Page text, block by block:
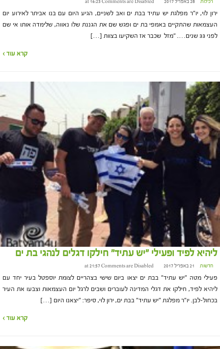
רכילות 28 באפריל 2017 at 16:23 Comments are Disabled
ירון לוי, יו"ר מפלגת יש עתיד בבת ים ואב לשניים, הגיע היום עם בנו אביתר לאירוע יום
העצמאות שהתקיים באמפי בת ים ופגש שם את הגננת שלו נאווה, שלימדה אותו אי שם
לפני 33 שנים…. "מזל שכבר אז השקיעו בצוות […]
קרא עוד ›
ליהיא לפיד ופעילי "יש עתיד" חילקו דגלים לנהגי בת ים
חדשות 21 באפריל 2017 at 21:57 Comments are Disabled
פעילי מטה "יש עתיד" בבת ים יצאו ביום שישי בצהריים לצומת יוספטל בעיר יחד עם
ליהיא לפיד, חילקו את דגלי המדינה לעוברים ושבים לרגל יום העצמאות וצבעו את העיר
בכחול-לבן. יו"ר מפלגת "יש עתיד" בבת ים, ירון לוי, סיפר: "יצאנו היום […]
קרא עוד ›